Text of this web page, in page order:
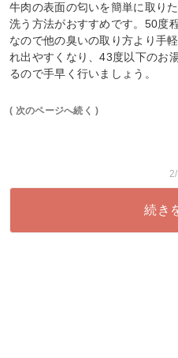
牛肉の表面の匂いを簡単に取り
洗う方法がおすすめです。50度
なので他の臭いの取り方より手
れ出やすくなり、43度以下のお
るので手早く行いましょう。
( 次のページへ続く )
続き